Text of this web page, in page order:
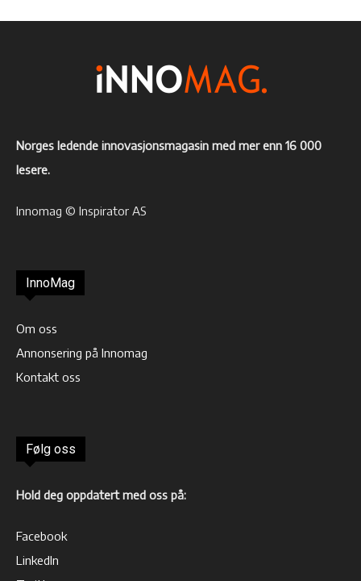
Norges ledende innovasjonsmagasin med mer enn 16 000
lesere.
Innomag © Inspirator AS
InnoMag
Om oss
Annonsering på Innomag
Kontakt oss
Følg oss
Hold deg oppdatert med oss på:
Facebook
LinkedIn